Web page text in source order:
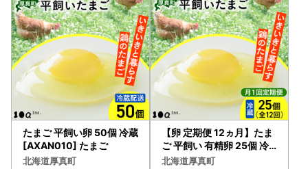
【ヤマト運輸・転送サービスの有料化について】
令和5年6月1日発送分以降、ヤマト運輸より転送サービスの
有料化が発表されております。転送の際は、ご注意くださ
い。
お届け先が変更となる場合は、事前に問い合わせ窓口へご連
絡をお願いいたします。
たまご 平飼い卵 50個 冷蔵
[AXAN010] たまご
北海道厚真町
【卵 定期便 12ヵ月】たま
ご 平飼い 有精卵 25個 冷
蔵 [AXAN006]
北海道厚真町